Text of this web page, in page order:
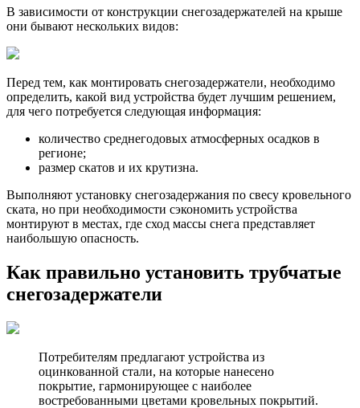
В зависимости от конструкции снегозадержателей на крыше
они бывают нескольких видов:
Перед тем, как монтировать снегозадержатели, необходимо
определить, какой вид устройства будет лучшим решением,
для чего потребуется следующая информация:
количество среднегодовых атмосферных осадков в
регионе;
размер скатов и их крутизна.
Выполняют установку снегозадержания по свесу кровельного
ската, но при необходимости сэкономить устройства
монтируют в местах, где сход массы снега представляет
наибольшую опасность.
Как правильно установить трубчатые
снегозадержатели
Потребителям предлагают устройства из
оцинкованной стали, на которые нанесено
покрытие, гармонирующее с наиболее
востребованными цветами кровельных покрытий.